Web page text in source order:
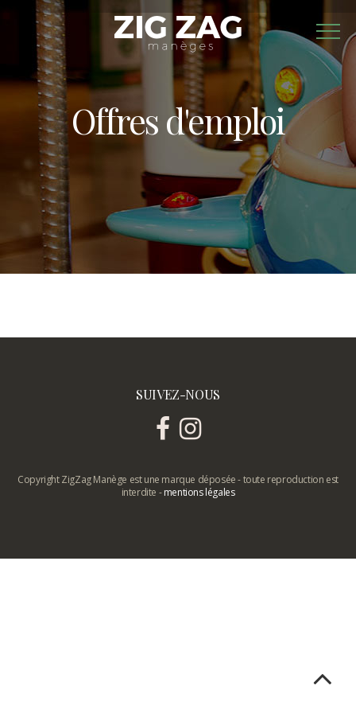
Offres d'emploi
SUIVEZ-NOUS
Copyright ZigZag Manège est une marque déposée - toute reproduction est
interdite -mentions légales